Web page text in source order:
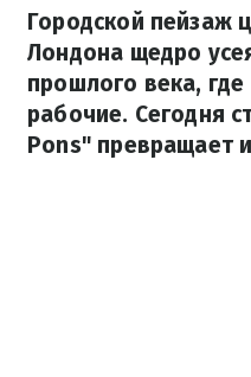
Городской пейзаж
Лондона щедро
прошлого века,
рабочие. Сегодня
Pons" превращает